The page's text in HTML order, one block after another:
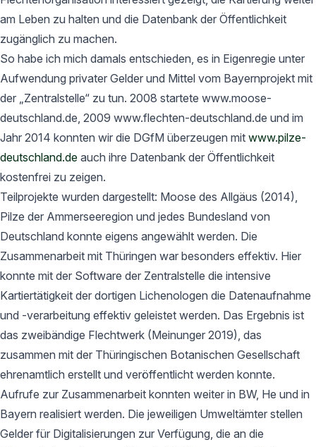
am Leben zu halten und die Datenbank der Öffentlichkeit
zugänglich zu machen.
So habe ich mich damals entschieden, es in Eigenregie unter
Aufwendung privater Gelder und Mittel vom Bayernprojekt mit
der „Zentralstelle“ zu tun. 2008 startete www.moose-
deutschland.de, 2009 www.flechten-deutschland.de und im
Jahr 2014 konnten wir die DGfM überzeugen mit www.pilze-
deutschland.de auch ihre Datenbank der Öffentlichkeit
kostenfrei zu zeigen.
Teilprojekte wurden dargestellt: Moose des Allgäus (2014),
Pilze der Ammerseeregion und jedes Bundesland von
Deutschland konnte eigens angewählt werden. Die
Zusammenarbeit mit Thüringen war besonders effektiv. Hier
konnte mit der Software der Zentralstelle die intensive
Kartiertätigkeit der dortigen Lichenologen die Datenaufnahme
und -verarbeitung effektiv geleistet werden. Das Ergebnis ist
das zweibändige Flechtwerk (Meinunger 2019), das
zusammen mit der Thüringischen Botanischen Gesellschaft
ehrenamtlich erstellt und veröffentlicht werden konnte.
Aufrufe zur Zusammenarbeit konnten weiter in BW, He und in
Bayern realisiert werden. Die jeweiligen Umweltämter stellen
Gelder für Digitalisierungen zur Verfügung, die an die